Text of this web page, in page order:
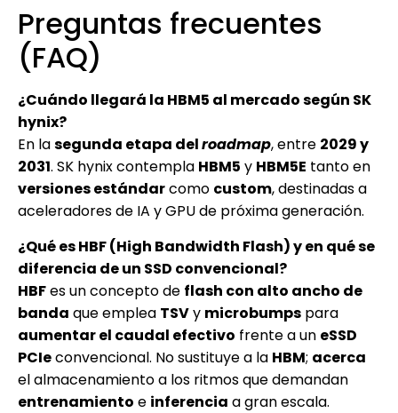
Preguntas frecuentes
(FAQ)
¿Cuándo llegará la HBM5 al mercado según SK
hynix?
En lasegunda etapa delroadmap, entre 2029 y
2031. SK hynix contempla HBM5 y HBM5E tanto en
versiones estándarcomo custom, destinadas a
aceleradores de IA y GPU de próxima generación.
¿Qué es HBF (High Bandwidth Flash) y en qué se
diferencia de un SSD convencional?
HBFes un concepto de flash con alto ancho de
banda que emplea TSVy microbumps para
aumentar el caudal efectivo frente a un eSSD
PCIeconvencional. No sustituye a la HBM; acerca
el almacenamiento a los ritmos que demandan
entrenamiento e inferencia a gran escala.